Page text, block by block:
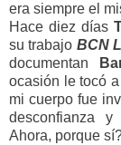
era siempre el
Hace diez días
su trabajo BCN
documentan
ocasión le tocó a
mi cuerpo fue
desconfianza y
Ahora, porque